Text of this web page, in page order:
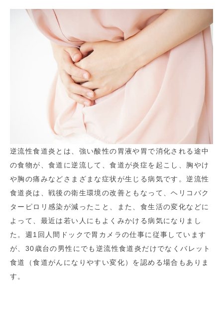
逆流性食道炎とは、強い酸性の胃液や胃で消化される途中
の食物が、食道に逆流して、食道が炎症を起こし、胸やけ
や胸の痛みなどさまざまな症状が生じる病気です。逆流性
食道炎は、戦後の衛生環境の改善ともなって、ヘリコバク
ターピロリ感染が減ったこと、また、食生活の変化などに
よって、最近は若い人にもよくみかける病気になりまし
た。週1回人間ドックで胃カメラの仕事に従事しています
が、30歳台の男性にでも逆流性食道炎だけでなくバレット
食道（食道がんになりやすい変化）を認める場合もありま
す。